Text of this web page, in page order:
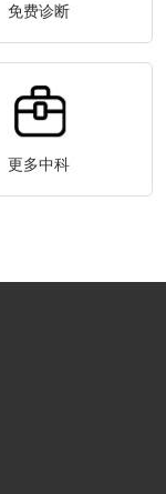
免费诊断
更多中科